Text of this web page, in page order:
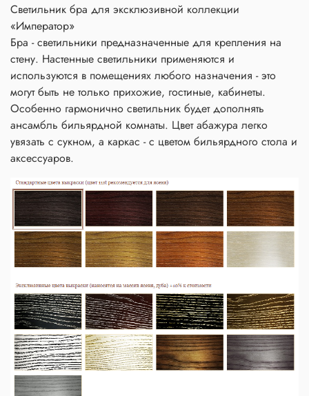
Светильник бра для эксклюзивной коллекции
«Император»
Бра - светильники предназначенные для крепления на
стену. Настенные светильники применяются и
используются в помещениях любого назначения - это
могут быть не только прихожие, гостиные, кабинеты.
Особенно гармонично светильник будет дополнять
ансамбль бильярдной комнаты. Цвет абажура легко
увязать с сукном, а каркас - с цветом бильярдного стола и
аксессуаров.